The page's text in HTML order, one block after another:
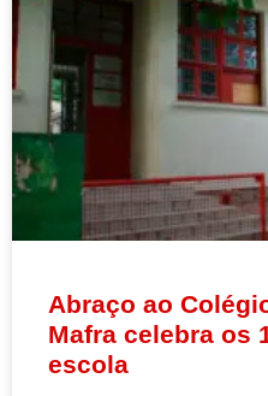
Abraço ao
Mafra celebra os
escola